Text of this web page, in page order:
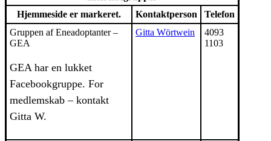
Hjemmeside er markeret.
Kontaktperson
Telefon
Gruppen af Eneadoptanter –
GEA
GEA har en lukket
Facebookgruppe. For
medlemskab – kontakt
Gitta W.
Gitta Wörtwein
4093
1103